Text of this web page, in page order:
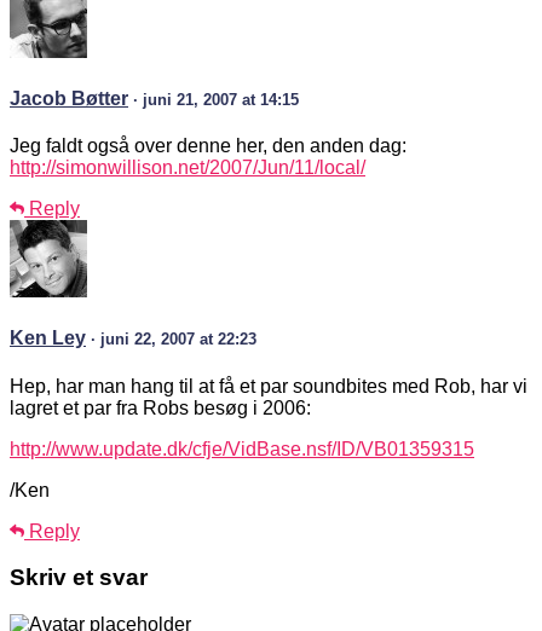
Jacob Bøtter · juni 21, 2007 at 14:15
Jeg faldt også over denne her, den anden dag:
http://simonwillison.net/2007/Jun/11/local/
Reply
Ken Ley · juni 22, 2007 at 22:23
Hep, har man hang til at få et par soundbites med Rob, har vi
lagret et par fra Robs besøg i 2006:
http://www.update.dk/cfje/VidBase.nsf/ID/VB01359315
/Ken
Reply
Skriv et svar